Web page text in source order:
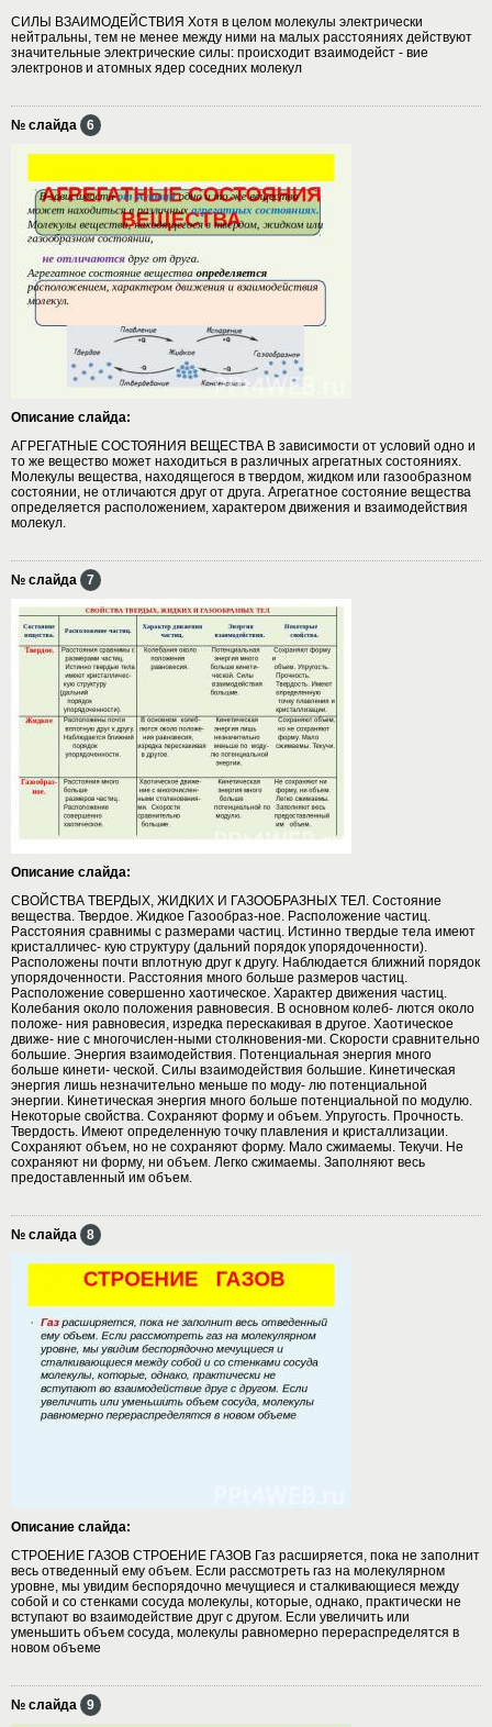
СИЛЫ ВЗАИМОДЕЙСТВИЯ Хотя в целом молекулы электрически
нейтральны, тем не менее между ними на малых расстояниях действуют
значительные электрические силы: происходит взаимодейст - вие
электронов и атомных ядер соседних молекул
№ слайда 6
Описание слайда:
АГРЕГАТНЫЕ СОСТОЯНИЯ ВЕЩЕСТВА В зависимости от условий одно и
то же вещество может находиться в различных агрегатных состояниях.
Молекулы вещества, находящегося в твердом, жидком или газообразном
состоянии, не отличаются друг от друга. Агрегатное состояние вещества
определяется расположением, характером движения и взаимодействия
молекул.
№ слайда 7
Описание слайда:
СВОЙСТВА ТВЕРДЫХ, ЖИДКИХ И ГАЗООБРАЗНЫХ ТЕЛ. Состояние
вещества. Твердое. Жидкое Газообраз-ное. Расположение частиц.
Расстояния сравнимы с размерами частиц. Истинно твердые тела имеют
кристалличес- кую структуру (дальний порядок упорядоченности).
Расположены почти вплотную друг к другу. Наблюдается ближний порядок
упорядоченности. Расстояния много больше размеров частиц.
Расположение совершенно хаотическое. Характер движения частиц.
Колебания около положения равновесия. В основном колеб- лются около
положе- ния равновесия, изредка перескакивая в другое. Хаотическое
движе- ние с многочислен-ными столкновения-ми. Скорости сравнительно
большие. Энергия взаимодействия. Потенциальная энергия много
больше кинети- ческой. Силы взаимодействия большие. Кинетическая
энергия лишь незначительно меньше по моду- лю потенциальной
энергии. Кинетическая энергия много больше потенциальной по модулю.
Некоторые свойства. Сохраняют форму и объем. Упругость. Прочность.
Твердость. Имеют определенную точку плавления и кристаллизации.
Сохраняют объем, но не сохраняют форму. Мало сжимаемы. Текучи. Не
сохраняют ни форму, ни объем. Легко сжимаемы. Заполняют весь
предоставленный им объем.
№ слайда 8
Описание слайда:
СТРОЕНИЕ ГАЗОВ СТРОЕНИЕ ГАЗОВ Газ расширяется, пока не заполнит
весь отведенный ему объем. Если рассмотреть газ на молекулярном
уровне, мы увидим беспорядочно мечущиеся и сталкивающиеся между
собой и со стенками сосуда молекулы, которые, однако, практически не
вступают во взаимодействие друг с другом. Если увеличить или
уменьшить объем сосуда, молекулы равномерно перераспределятся в
новом объеме
№ слайда 9